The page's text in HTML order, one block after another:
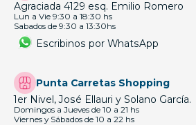
Agraciada 4129 esq. Emilio Romero
Lun a Vie 9:30 a 18:30 hs
Sabados de 9:30 a 13:30hs
Escribinos por WhatsApp
Punta Carretas Shopping
1er Nivel, José Ellauri y Solano García.
Domingos a Jueves de 10 a 21 hs
Viernes y Sábados de 10 a 22 hs